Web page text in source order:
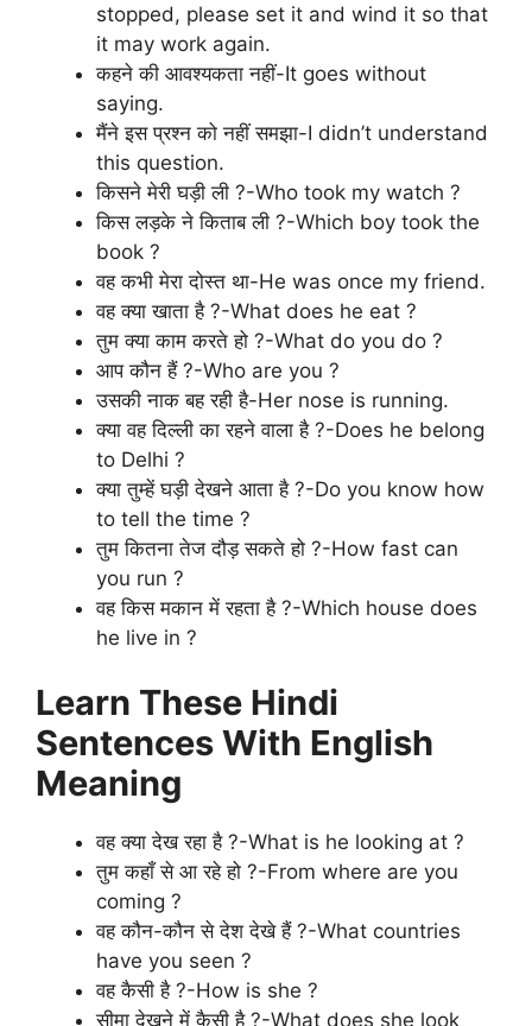
stopped, please set it and wind it so that
it may work again.
कहने की आवश्यकता नहीं-It goes without
saying.
मैंने इस प्रश्न को नहीं समझा-I didn’t understand
this question.
किसने मेरी घड़ी ली ?-Who took my watch ?
किस लड़के ने किताब ली ?-Which boy took the
book ?
वह कभी मेरा दोस्त था-He was once my friend.
वह क्या खाता है ?-What does he eat ?
तुम क्या काम करते हो ?-What do you do ?
आप कौन हैं ?-Who are you ?
उसकी नाक बह रही है-Her nose is running.
क्या वह दिल्ली का रहने वाला है ?-Does he belong
to Delhi ?
क्या तुम्हें घड़ी देखने आता है ?-Do you know how
to tell the time ?
तुम कितना तेज दौड़ सकते हो ?-How fast can
you run ?
वह किस मकान में रहता है ?-Which house does
he live in ?
Learn These Hindi
Sentences With English
Meaning
वह क्या देख रहा है ?-What is he looking at ?
तुम कहाँ से आ रहे हो ?-From where are you
coming ?
वह कौन-कौन से देश देखे हैं ?-What countries
have you seen ?
वह कैसी है ?-How is she ?
सीमा देखने में कैसी है ?-What does she look